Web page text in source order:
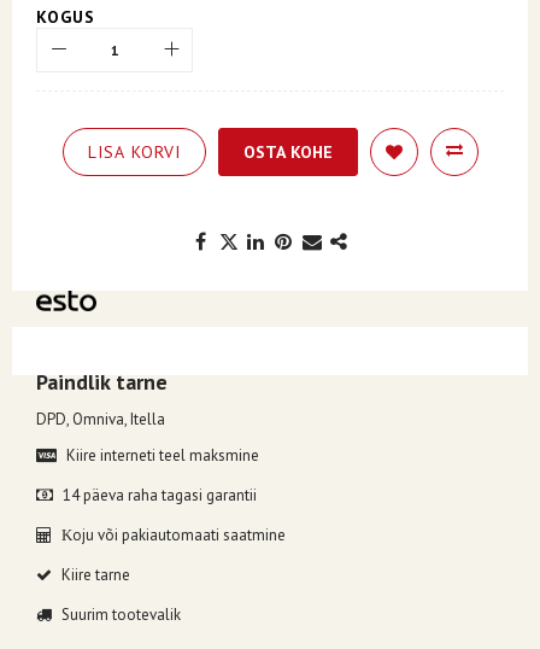
KOGUS
LISA KORVI OSTA KOHE
Paindlik tarne
DPD, Omniva, Itella
Kiire interneti teel maksmine
14 päeva raha tagasi garantii
Koju või pakiautomaati saatmine
Kiire tarne
Suurim tootevalik